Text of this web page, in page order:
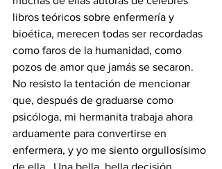
libros teóricos sobre enfermería y
bioética, merecen todas ser recordadas
como faros de la humanidad, como
pozos de amor que jamás se secaron.
No resisto la tentación de mencionar
que, después de graduarse como
psicóloga, mi hermanita trabaja ahora
arduamente para convertirse en
enfermera, y yo me siento orgullosísimo
de ella.  Una bella, bella decisión.